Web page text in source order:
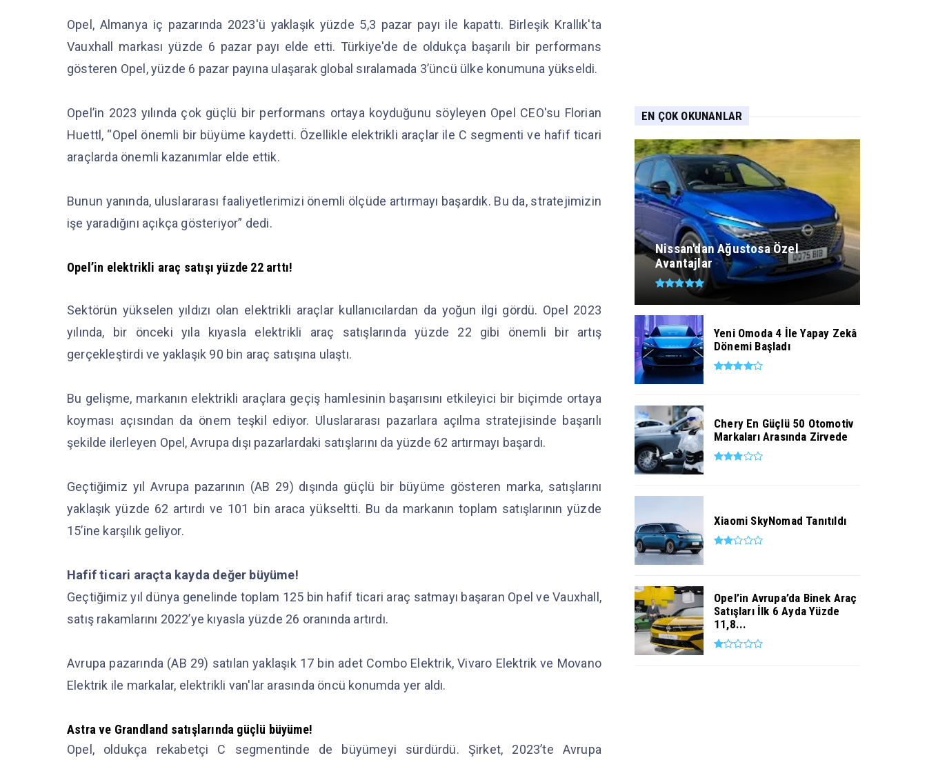
Opel, Almanya iç pazarında 2023'ü yaklaşık yüzde 5,3 pazar payı ile kapattı. Birleşik Krallık'ta
Vauxhall markası yüzde 6 pazar payı elde etti. Türkiye'de de oldukça başarılı bir performans
gösteren Opel, yüzde 6 pazar payına ulaşarak global sıralamada 3’üncü ülke konumuna yükseldi.
Opel’in 2023 yılında çok güçlü bir performans ortaya koyduğunu söyleyen Opel CEO'su Florian
Huettl, “Opel önemli bir büyüme kaydetti. Özellikle elektrikli araçlar ile C segmenti ve hafif ticari
araçlarda önemli kazanımlar elde ettik.
Bunun yanında, uluslararası faaliyetlerimizi önemli ölçüde artırmayı başardık. Bu da, stratejimizin
işe yaradığını açıkça gösteriyor” dedi.
Opel’in elektrikli araç satışı yüzde 22 arttı!
Sektörün yükselen yıldızı olan elektrikli araçlar kullanıcılardan da yoğun ilgi gördü. Opel 2023
yılında, bir önceki yıla kıyasla elektrikli araç satışlarında yüzde 22 gibi önemli bir artış
gerçekleştirdi ve yaklaşık 90 bin araç satışına ulaştı.
Bu gelişme, markanın elektrikli araçlara geçiş hamlesinin başarısını etkileyici bir biçimde ortaya
koyması açısından da önem teşkil ediyor. Uluslararası pazarlara açılma stratejisinde başarılı
şekilde ilerleyen Opel, Avrupa dışı pazarlardaki satışlarını da yüzde 62 artırmayı başardı.
Geçtiğimiz yıl Avrupa pazarının (AB 29) dışında güçlü bir büyüme gösteren marka, satışlarını
yaklaşık yüzde 62 artırdı ve 101 bin araca yükseltti. Bu da markanın toplam satışlarının yüzde
15’ine karşılık geliyor.
Hafif ticari araçta kayda değer büyüme!
Geçtiğimiz yıl dünya genelinde toplam 125 bin hafif ticari araç satmayı başaran Opel ve Vauxhall,
satış rakamlarını 2022’ye kıyasla yüzde 26 oranında artırdı.
Avrupa pazarında (AB 29) satılan yaklaşık 17 bin adet Combo Elektrik, Vivaro Elektrik ve Movano
Elektrik ile markalar, elektrikli van'lar arasında öncü konumda yer aldı.
Astra ve Grandland satışlarında güçlü büyüme!
Opel, oldukça rekabetçi C segmentinde de büyümeyi sürdürdü. Şirket, 2023’te Avrupa
EN ÇOK OKUNANLAR
Nissan'dan Ağustosa Özel
Avantajlar
Yeni Omoda 4 İle Yapay Zekâ
Dönemi Başladı
Chery En Güçlü 50 Otomotiv
Markaları Arasında Zirvede
Xiaomi SkyNomad Tanıtıldı
Opel’in Avrupa’da Binek Araç
Satışları İlk 6 Ayda Yüzde
11,8...